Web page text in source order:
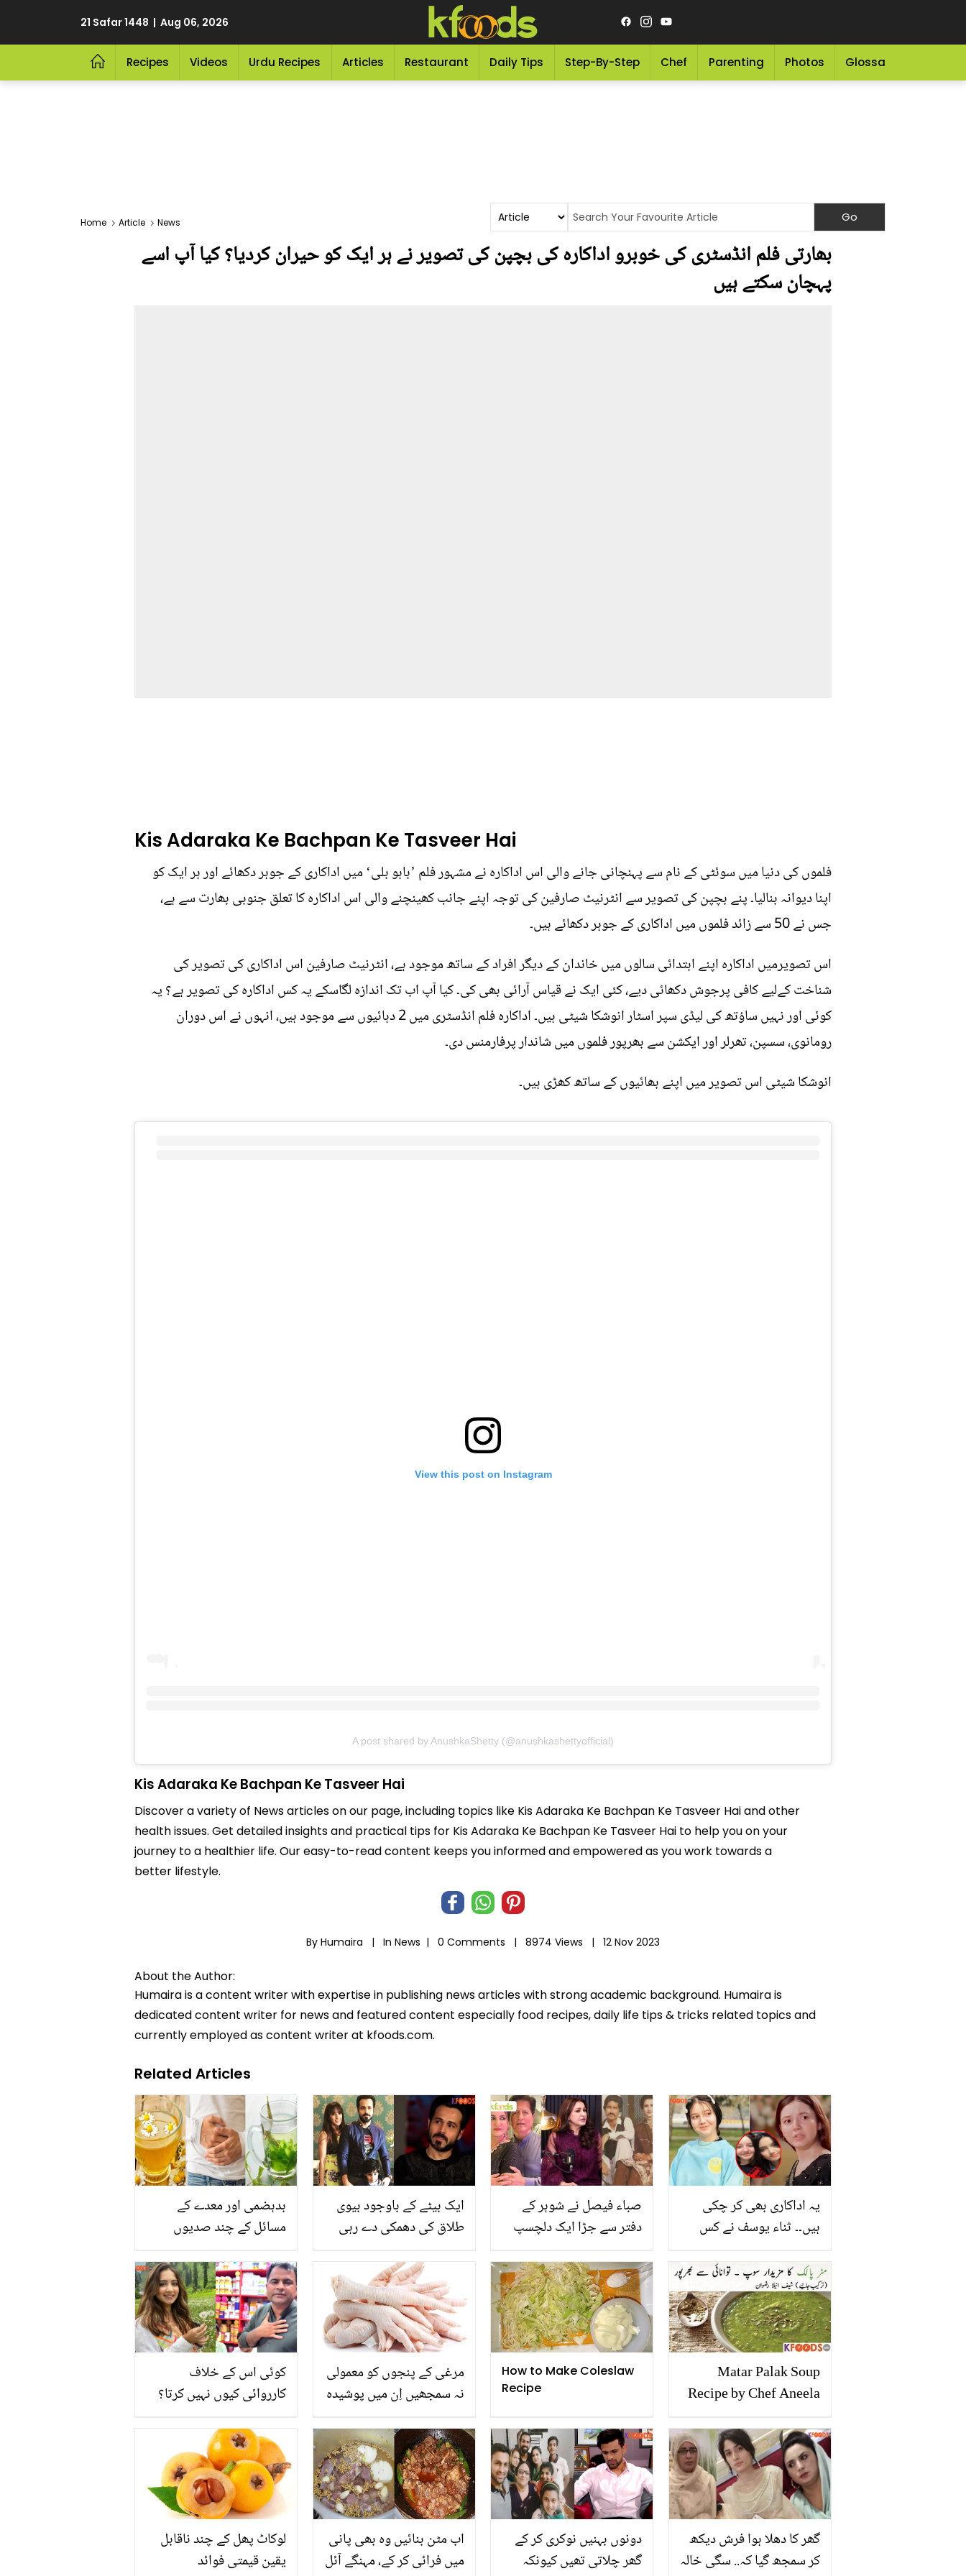
21 Safar 1448 | Aug 06, 2026
Recipes Videos Urdu Recipes Articles Restaurant Daily Tips Step-By-Step Chef Parenting Photos Glossary
Home Article News
بھارتی فلم انڈسٹری کی خوبرو اداکارہ کی بچپن کی تصویر نے ہر ایک کو حیران کردیا؟ کیا آپ اسے
پہچان سکتے ہیں
Kis Adaraka Ke Bachpan Ke Tasveer Hai
فلموں کی دنیا میں سوئٹی کے نام سے پہنچانی جانے والی اس اداکارہ نے مشہور فلم ’باہو بلی‘ میں اداکاری کے جوہر دکھائے اور ہر ایک کو
اپنا دیوانہ بنالیا۔ پنے بچپن کی تصویر سے انٹرنیٹ صارفین کی توجہ اپنے جانب کھینچنے والی اس اداکارہ کا تعلق جنوبی بھارت سے ہے،
جس نے 50 سے زائد فلموں میں اداکاری کے جوہر دکھائے ہیں۔
اس تصویرمیں اداکارہ اپنے ابتدائی سالوں میں خاندان کے دیگر افراد کے ساتھ موجود ہے، انٹرنیٹ صارفین اس اداکاری کی تصویر کی
شناخت کےلیے کافی پرجوش دکھائی دیے، کئی ایک نے قیاس آرائی بھی کی۔ کیا آپ اب تک اندازہ لگاسکے یہ کس اداکارہ کی تصویر ہے؟ یہ
کوئی اور نہیں ساؤتھ کی لیڈی سپر اسٹار انوشکا شیٹی ہیں۔ اداکارہ فلم انڈسٹری میں 2 دہائیوں سے موجود ہیں، انہوں نے اس دوران
رومانوی، سسپن، تھرلر اور ایکشن سے بھرپور فلموں میں شاندار پرفارمنس دی۔
انوشکا شیٹی اس تصویر میں اپنے بھائیوں کے ساتھ کھڑی ہیں۔
View this post on Instagram
A post shared by AnushkaShetty (@anushkashettyofficial)
Kis Adaraka Ke Bachpan Ke Tasveer Hai
Discover a variety of News articles on our page, including topics like Kis Adaraka Ke Bachpan Ke Tasveer Hai and other
health issues. Get detailed insights and practical tips for Kis Adaraka Ke Bachpan Ke Tasveer Hai to help you on your
journey to a healthier life. Our easy-to-read content keeps you informed and empowered as you work towards a
better lifestyle.
By Humaira | In News | 0 Comments | 8974 Views | 12 Nov 2023
About the Author:
Humaira is a content writer with expertise in publishing news articles with strong academic background. Humaira is
dedicated content writer for news and featured content especially food recipes, daily life tips & tricks related topics and
currently employed as content writer at kfoods.com.
Related Articles
بدہضمی اور معدے کے
مسائل کے چند صدیوں
دیں آپ کو پیٹ کے تمام
مسائل سے نجات
ایک بیٹے کے باوجود بیوی
طلاق کی دھمکی دے رہی
زندگی سے متعلق اہم
انکشاف
صباء فیصل نے شوہر کے
دفتر سے جڑا ایک دلچسپ
کو کیا مشورہ دے دیا؟
یہ اداکاری بھی کر چکی
ہیں۔۔ ثناء یوسف نے کس
تھا؟ پرانی ویڈیو کلپ دیکھ
کر صارفین چونک گئے
کوئی اس کے خلاف
کارروائی کیوں نہیں کرتا؟
عزیز کو 5 ویں شادی کی
پیشکش کردی! صارفین
غصے سے بپھر گئے
مرغی کے پنجوں کو معمولی
نہ سمجھیں اِن میں پوشیدہ
یقین راز جانیں
How to Make Coleslaw
Recipe
Matar Palak Soup
Recipe by Chef Aneela
لوکاٹ پھل کے چند ناقابل
یقین قیمتی فوائد
اب مٹن بنائيں وہ بھی پانی
میں فرائی کر کے، مہنگے آئل
دونوں بہنیں نوکری کر کے
گھر چلاتی تھیں کیونکہ
گھر کا دھلا ہوا فرش دیکھ
کر سمجھ گیا کہ.. سگی خالہ